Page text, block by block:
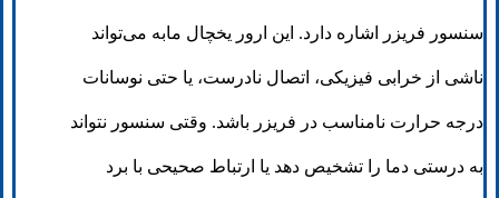
سنسور فریزر اشاره دارد. این ارور یخچال مابه می‌تواند
ناشی از خرابی فیزیکی، اتصال نادرست، یا حتی نوسانات
درجه حرارت نامناسب در فریزر باشد. وقتی سنسور نتواند
به درستی دما را تشخیص دهد یا ارتباط صحیحی با برد